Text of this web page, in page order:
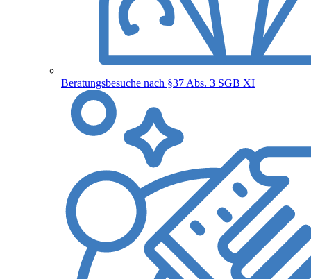
Beratungsbesuche nach §37 Abs. 3 SGB XI